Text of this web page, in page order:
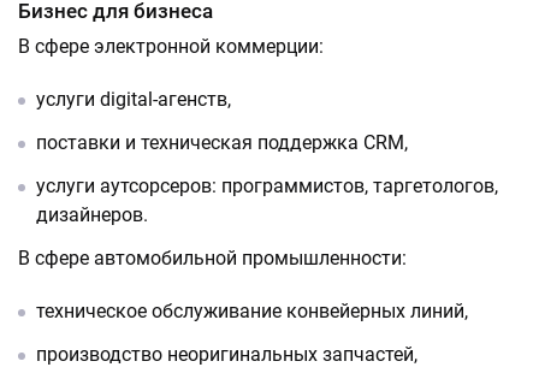
Бизнес для бизнеса
В сфере электронной коммерции:
услуги digital-агенств,
поставки и техническая поддержка CRM,
услуги аутсорсеров: программистов, таргетологов,
дизайнеров.
В сфере автомобильной промышленности:
техническое обслуживание конвейерных линий,
производство неоригинальных запчастей,